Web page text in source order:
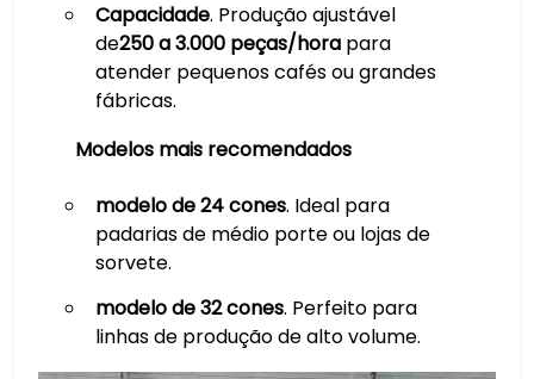
Capacidade. Produção ajustável
de250 a 3.000 peças/horapara
atender pequenos cafés ou grandes
fábricas.
Modelos mais recomendados
modelo de 24 cones. Ideal para
padarias de médio porte ou lojas de
sorvete.
modelo de 32 cones. Perfeito para
linhas de produção de alto volume.